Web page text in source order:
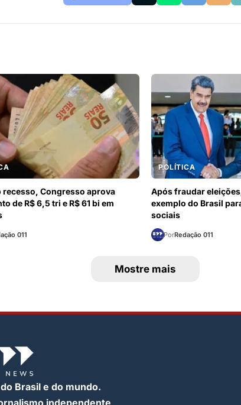
recesso, Congresso aprova
de R$ 6,5 tri e R$ 61 bi em
011
POLÍTICA
Após fraudar
exemplo do Brasil
sociais
PorRedação 011
Mostre mais
Brasil e do mundo.